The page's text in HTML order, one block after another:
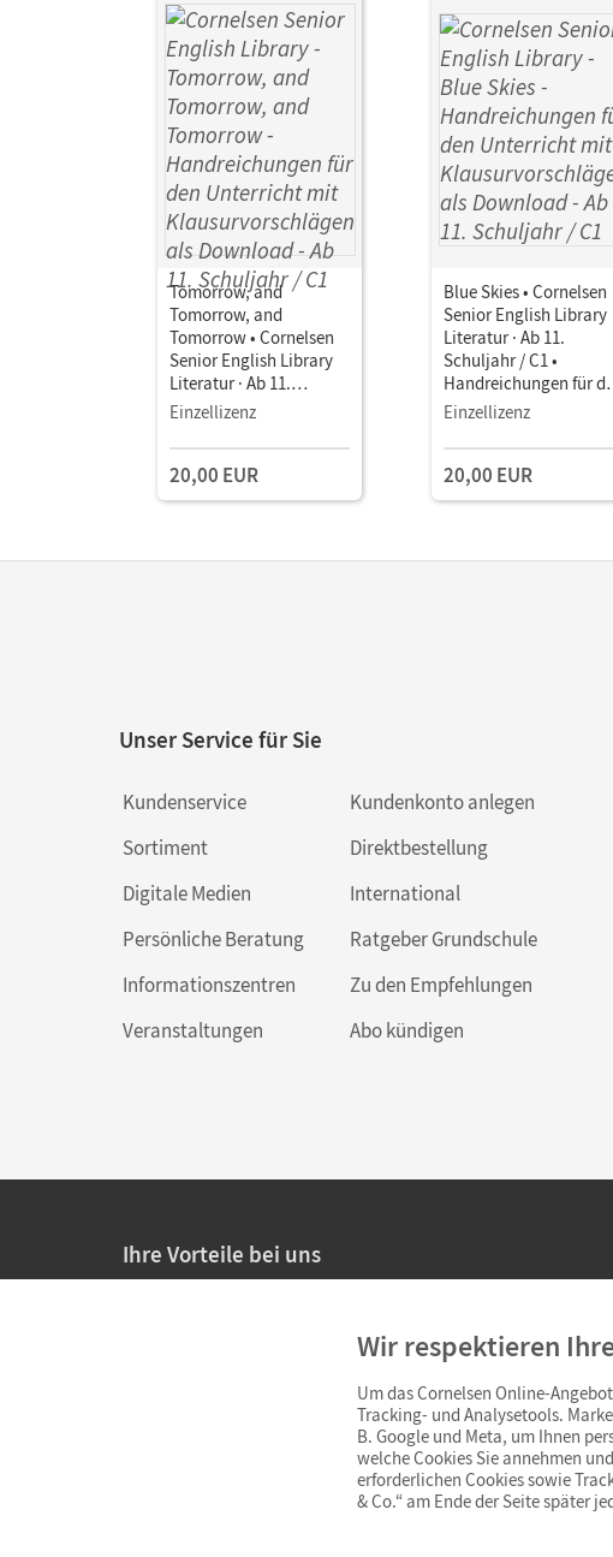
Tomorrow, and
Tomorrow, and
Tomorrow • Cornelsen
Senior English Library
Literatur · Ab 11.
Schuljahr / C1 •
Unterricht mit
Klausurvorschlägen als
Download
Einzellizenz
20,00 EUR
Blue Skies • Cornelsen
Senior English Library
Literatur · Ab 11.
Schuljahr / C1 •
Handreichungen für
Unterricht mit
Download
Einzellizenz
20,00 EUR
Unser Service für Sie
Kundenservice
Sortiment
Digitale Medien
Persönliche Beratung
Informationszentren
Veranstaltungen
Kundenkonto anlegen
Direktbestellung
International
Ratgeber Grundschule
Zu den Empfehlungen
Abo kündigen
Ihre Vorteile bei uns
Persönliche Angebote für Lehrkräfte
Sicheres Einkaufen mit SSL-Verschlüsselung
Widerrufsfristvon 4 Wochen
Schnelle und einfache Retourenabwicklung
Wir respektieren
Um das Cornelsen Online-
Tracking- und Analysetools.
B. Google und Meta, um Ihnen
welche Cookies Sie annehmen
erforderlichen Cookies sowie
& Co.“ am Ende der Seite später